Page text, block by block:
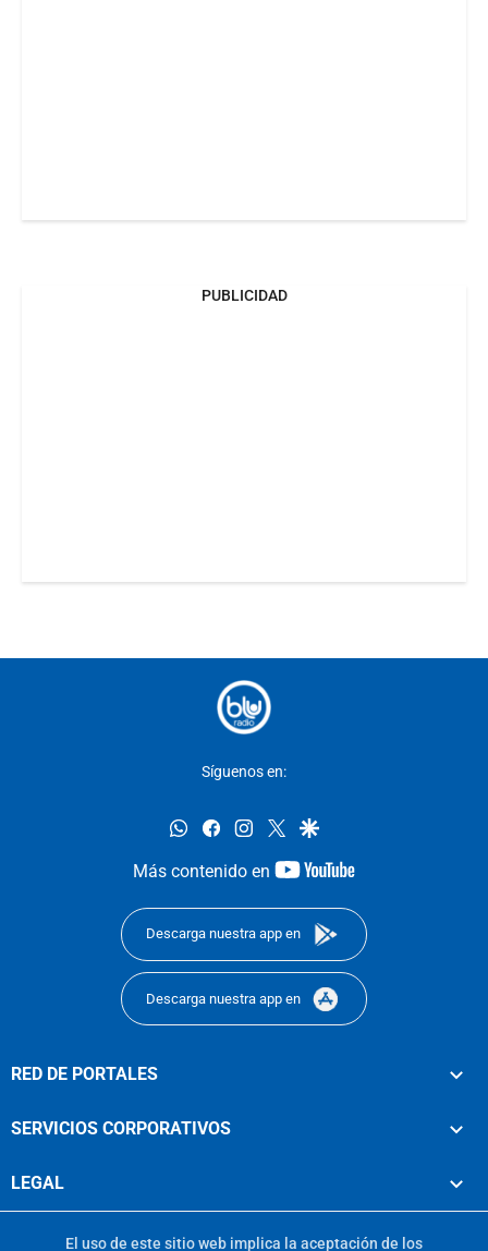
PUBLICIDAD
Síguenos en:
whatsappfacebookinstagram
twittergoogle
Más contenido en
youtube-
Descarga nuestra app en
Descarga nuestra app en
RED DE PORTALES
SERVICIOS CORPORATIVOS
LEGAL
El uso de este sitio web implica la aceptación de los